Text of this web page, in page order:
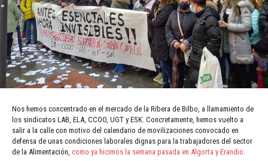
Nos hemos concentrado en el mercado de la Ribera de Bilbo, a llamamiento de
los sindicatos LAB, ELA, CCOO, UGT y ESK. Concretamente, hemos vuelto a
salir a la calle con motivo del calendario de movilizaciones convocado en
defensa de unas condiciones laborales dignas para la trabajadores del sector
de la Alimentación, como ya hicimos la semana pasada en Algorta y Erandio.